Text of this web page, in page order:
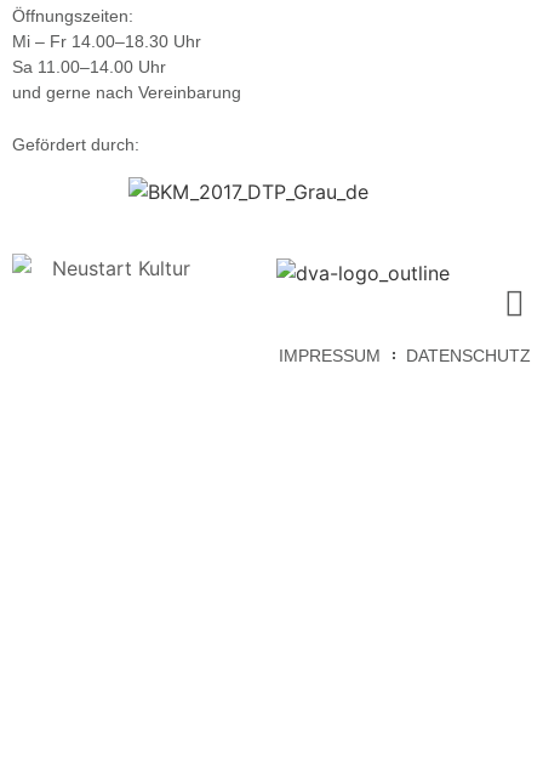
Öffnungszeiten:
Mi – Fr 14.00–18.30 Uhr
Sa 11.00–14.00 Uhr
und gerne nach Vereinbarung
Gefördert durch:
IMPRESSUM DATENSCHUTZ